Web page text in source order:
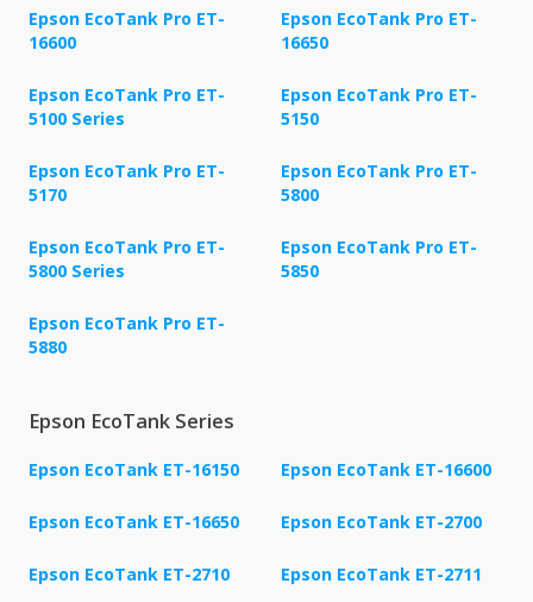
Epson EcoTank Pro ET-
16600
Epson EcoTank Pro ET-
16650
Epson EcoTank Pro ET-
5100 Series
Epson EcoTank Pro ET-
5150
Epson EcoTank Pro ET-
5170
Epson EcoTank Pro ET-
5800
Epson EcoTank Pro ET-
5800 Series
Epson EcoTank Pro ET-
5850
Epson EcoTank Pro ET-
5880
Epson EcoTank Series
Epson EcoTank ET-16150 Epson EcoTank ET-16600
Epson EcoTank ET-16650 Epson EcoTank ET-2700
Epson EcoTank ET-2710 Epson EcoTank ET-2711